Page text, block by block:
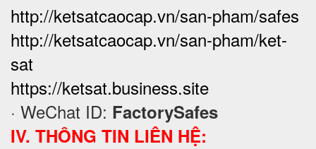
http://ketsatcaocap.vn/san-pham/safes
http://ketsatcaocap.vn/san-pham/ket-
sat
https://ketsat.business.site
· WeChat ID: FactorySafes
IV. THÔNG TIN LIÊN HỆ: